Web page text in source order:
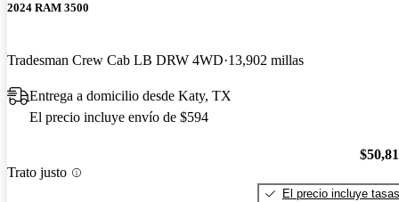
2024 RAM 3500
Tradesman Crew Cab LB DRW 4WD 13,902 millas
Entrega a domicilio desde Katy, TX
El precio incluye envío de $594
Trato justo
El precio incluye tasas